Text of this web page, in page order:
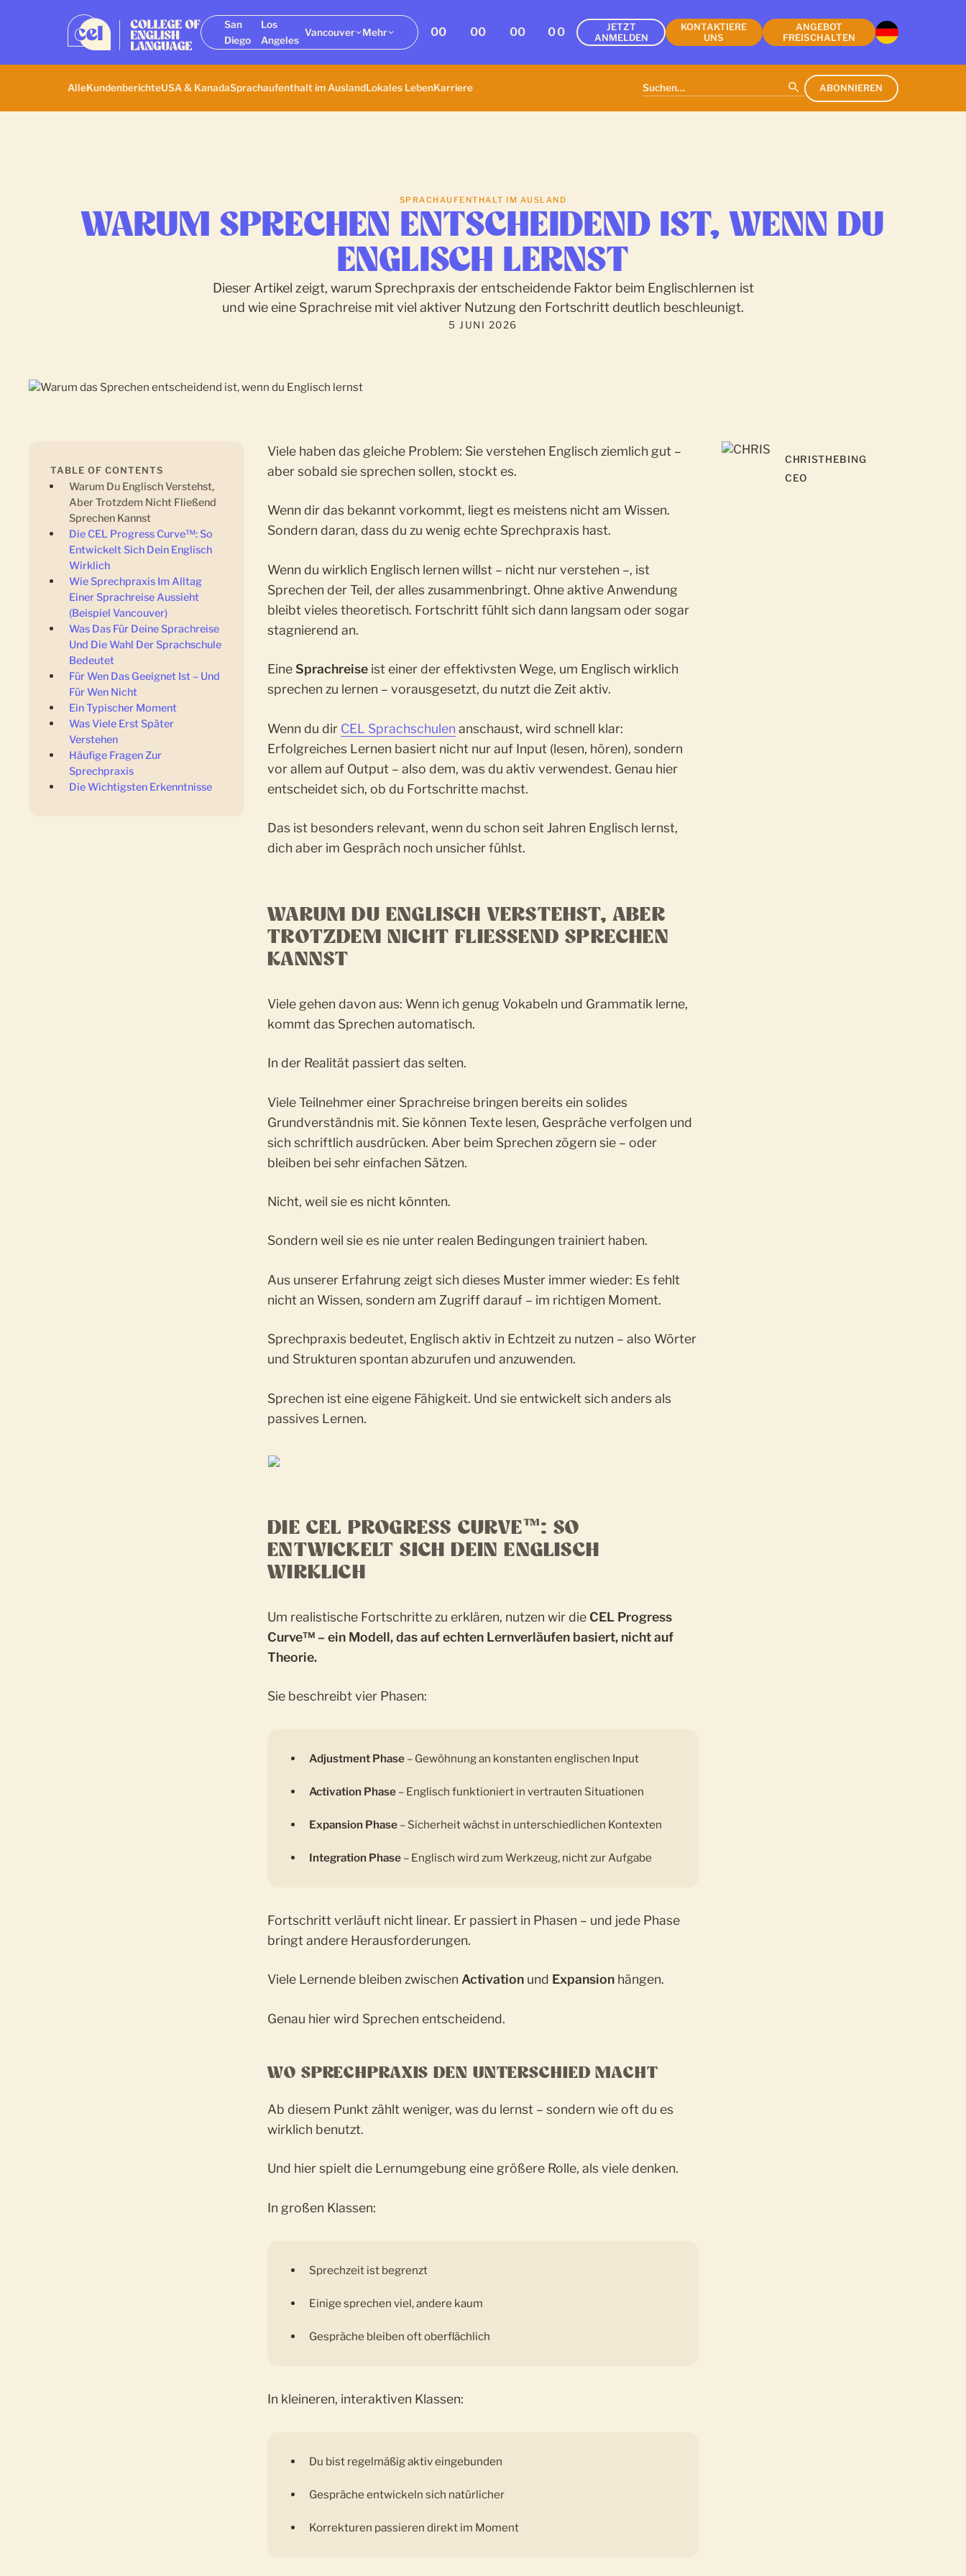
San
Diego
Los
Angeles
Vancouver Mehr 00 00 00 00
JETZT
ANMELDEN
KONTAKTIERE
UNS
ANGEBOT
FREISCHALTEN
AlleKundenberichteUSA & KanadaSprachaufenthalt im AuslandLokales LebenKarriere ABONNIEREN
SPRACHAUFENTHALT IM AUSLAND
WARUM SPRECHEN ENTSCHEIDEND IST, WENN DU
ENGLISCH LERNST
Dieser Artikel zeigt, warum Sprechpraxis der entscheidende Faktor beim Englischlernen ist
und wie eine Sprachreise mit viel aktiver Nutzung den Fortschritt deutlich beschleunigt.
5 JUNI 2026
TABLE OF CONTENTS
Warum Du Englisch Verstehst,
Aber Trotzdem Nicht Fließend
Sprechen Kannst
Die CEL Progress Curve™: So
Entwickelt Sich Dein Englisch
Wirklich
Wie Sprechpraxis Im Alltag
Einer Sprachreise Aussieht
(Beispiel Vancouver)
Was Das Für Deine Sprachreise
Und Die Wahl Der Sprachschule
Bedeutet
Für Wen Das Geeignet Ist – Und
Für Wen Nicht
Ein Typischer Moment
Was Viele Erst Später
Verstehen
Häufige Fragen Zur
Sprechpraxis
Die Wichtigsten Erkenntnisse
Viele haben das gleiche Problem: Sie verstehen Englisch ziemlich gut –
aber sobald sie sprechen sollen, stockt es.
Wenn dir das bekannt vorkommt, liegt es meistens nicht am Wissen.
Sondern daran, dass du zu wenig echte Sprechpraxis hast.
Wenn du wirklich Englisch lernen willst – nicht nur verstehen –, ist
Sprechen der Teil, der alles zusammenbringt. Ohne aktive Anwendung
bleibt vieles theoretisch. Fortschritt fühlt sich dann langsam oder sogar
stagnierend an.
EineSprachreise ist einer der effektivsten Wege, um Englisch wirklich
sprechen zu lernen – vorausgesetzt, du nutzt die Zeit aktiv.
Wenn du dir CEL Sprachschulen anschaust, wird schnell klar:
Erfolgreiches Lernen basiert nicht nur auf Input (lesen, hören), sondern
vor allem auf Output – also dem, was du aktiv verwendest. Genau hier
entscheidet sich, ob du Fortschritte machst.
Das ist besonders relevant, wenn du schon seit Jahren Englisch lernst,
dich aber im Gespräch noch unsicher fühlst.
WARUM DU ENGLISCH VERSTEHST, ABER
TROTZDEM NICHT FLIESSEND SPRECHEN K
ANNST
Viele gehen davon aus: Wenn ich genug Vokabeln und Grammatik lerne,
kommt das Sprechen automatisch.
In der Realität passiert das selten.
Viele Teilnehmer einer Sprachreise bringen bereits ein solides
Grundverständnis mit. Sie können Texte lesen, Gespräche verfolgen und
sich schriftlich ausdrücken. Aber beim Sprechen zögern sie – oder
bleiben bei sehr einfachen Sätzen.
Nicht, weil sie es nicht könnten.
Sondern weil sie es nie unter realen Bedingungen trainiert haben.
Aus unserer Erfahrung zeigt sich dieses Muster immer wieder: Es fehlt
nicht an Wissen, sondern am Zugriff darauf – im richtigen Moment.
Sprechpraxis bedeutet, Englisch aktiv in Echtzeit zu nutzen – also Wörter
und Strukturen spontan abzurufen und anzuwenden.
Sprechen ist eine eigene Fähigkeit. Und sie entwickelt sich anders als
passives Lernen.
DIE CEL PROGRESS CURVE™: SO
ENTWICKELT SICH DEIN ENGLISCH
WIRKLICH
Um realistische Fortschritte zu erklären, nutzen wir die CEL Progress
Curve™ – ein Modell, das auf echten Lernverläufen basiert, nicht auf
Theorie.
Sie beschreibt vier Phasen:
Adjustment Phase – Gewöhnung an konstanten englischen Input
Activation Phase – Englisch funktioniert in vertrauten Situationen
Expansion Phase – Sicherheit wächst in unterschiedlichen Kontexten
Integration Phase – Englisch wird zum Werkzeug, nicht zur Aufgabe
Fortschritt verläuft nicht linear. Er passiert in Phasen – und jede Phase
bringt andere Herausforderungen.
Viele Lernende bleiben zwischenActivation und Expansion hängen.
Genau hier wird Sprechen entscheidend.
WO SPRECHPRAXIS DEN UNTERSCHIED MACHT
Ab diesem Punkt zählt weniger, was du lernst – sondern wie oft du es
wirklich benutzt.
Und hier spielt die Lernumgebung eine größere Rolle, als viele denken.
In großen Klassen:
Sprechzeit ist begrenzt
Einige sprechen viel, andere kaum
Gespräche bleiben oft oberflächlich
In kleineren, interaktiven Klassen:
Du bist regelmäßig aktiv eingebunden
Gespräche entwickeln sich natürlicher
Korrekturen passieren direkt im Moment
CHRISTHEBING
CEO